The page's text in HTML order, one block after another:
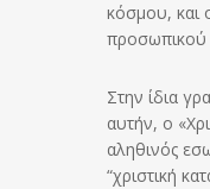
κόσμου, και
προσωπικού
Στην ίδια
αυτήν, ο
αληθινός
“χριστική